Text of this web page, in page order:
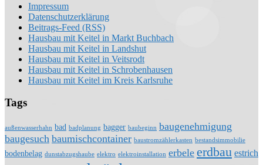
Impressum
Datenschutzerklärung
Beitrags-Feed (RSS)
Hausbau mit Keitel in Markt Buchbach
Hausbau mit Keitel in Landshut
Hausbau mit Keitel in Veitsrodt
Hausbau mit Keitel in Schrobenhausen
Hausbau mit Keitel im Kreis Karlsruhe
Tags
außenwasserhahn bad badplanung bagger baubeginn baugenehmigung
baugesuch baumischcontainer baustromzählerkasten bestandsimmobilie
bodenbelag dunstabzugshaube elektro elektroinstallation erbele erdbau estrich